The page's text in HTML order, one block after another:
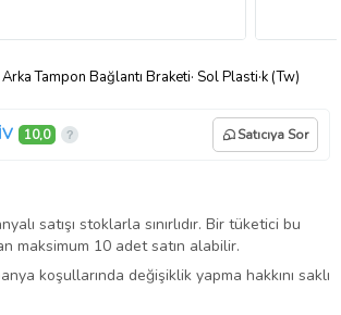
Tampon Bağlantı Braketi· Sol Plasti·k (Tw)
10,0 Satıcıya Sor
satışı stoklarla sınırlıdır. Bir tüketici bu
maksimum 10 adet satın alabilir.
koşullarında değişiklik yapma hakkını saklı